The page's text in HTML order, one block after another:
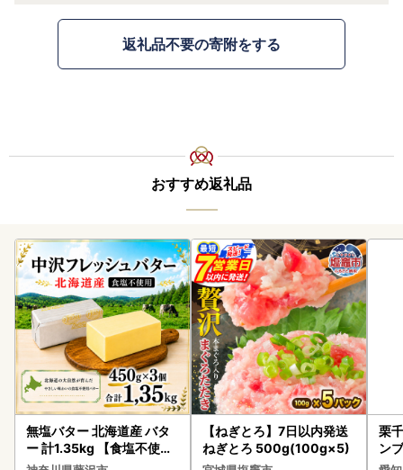
返礼品不要の寄附をする
おすすめ返礼品
無塩バター 北海道産 バタ
ー 計1.35kg 【食塩不使用
】
【ねぎとろ】7日以内発送
ねぎとろ 500g(100g×5)
栗
ン
デ